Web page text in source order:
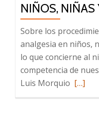
NIÑOS, NIÑAS
Sobre los
analgesia en niños,
lo que concierne al
competencia de
Luis Morquio Leer
[…]